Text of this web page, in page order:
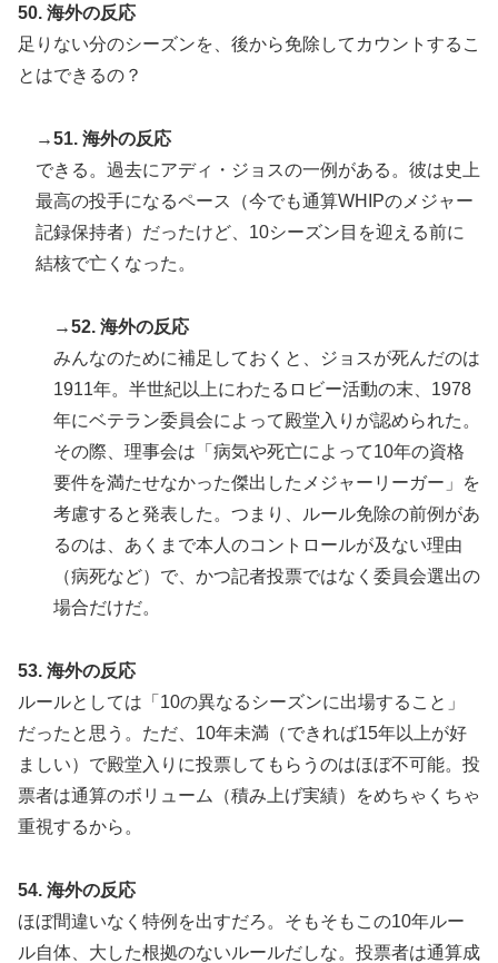
50. 海外の反応
足りない分のシーズンを、後から免除してカウントするこ
とはできるの？
→51. 海外の反応
できる。過去にアディ・ジョスの一例がある。彼は史上
最高の投手になるペース（今でも通算WHIPのメジャー
記録保持者）だったけど、10シーズン目を迎える前に
結核で亡くなった。
→52. 海外の反応
みんなのために補足しておくと、ジョスが死んだのは
1911年。半世紀以上にわたるロビー活動の末、1978
年にベテラン委員会によって殿堂入りが認められた。
その際、理事会は「病気や死亡によって10年の資格
要件を満たせなかった傑出したメジャーリーガー」を
考慮すると発表した。つまり、ルール免除の前例があ
るのは、あくまで本人のコントロールが及ない理由
（病死など）で、かつ記者投票ではなく委員会選出の
場合だけだ。
53. 海外の反応
ルールとしては「10の異なるシーズンに出場すること」
だったと思う。ただ、10年未満（できれば15年以上が好
ましい）で殿堂入りに投票してもらうのはほぼ不可能。投
票者は通算のボリューム（積み上げ実績）をめちゃくちゃ
重視するから。
54. 海外の反応
ほぼ間違いなく特例を出すだろ。そもそもこの10年ルー
ル自体、大した根拠のないルールだしな。投票者は通算成